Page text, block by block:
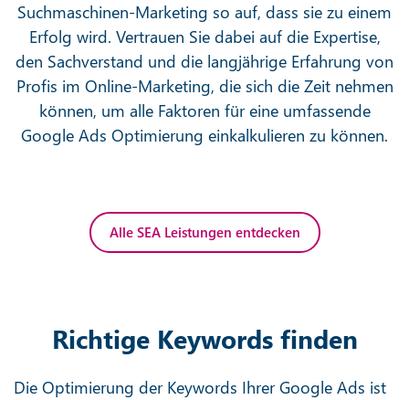
Suchmaschinen-Marketing so auf, dass sie zu einem
Erfolg wird. Vertrauen Sie dabei auf die Expertise,
den Sachverstand und die langjährige Erfahrung von
Profis im Online-Marketing, die sich die Zeit nehmen
können, um alle Faktoren für eine umfassende
Google Ads Optimierung einkalkulieren zu können.
Alle SEA Leistungen entdecken
Richtige Keywords finden
Die Optimierung der Keywords Ihrer Google Ads ist